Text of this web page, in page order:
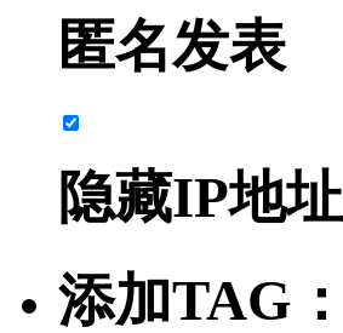
匿名发表
隐藏IP地址
添加TAG：